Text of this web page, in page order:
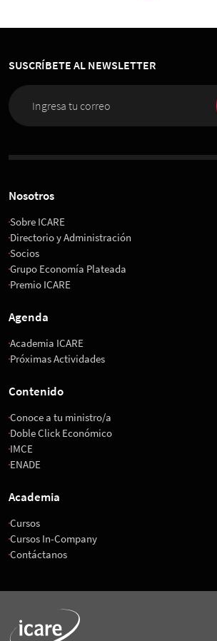
SUSCRÍBETE AL NEWSLETTER
Nosotros
Sobre ICARE
Directorio y Administración
Socios
Grupo Economía Plateada
Premio ICARE
Agenda
Academia ICARE
Próximas Actividades
Contenido
Conoce a tu ministro/a
Doble Click Económico
IMCE
ENADE
Academia
Cursos
Cursos In-Company
Contáctanos